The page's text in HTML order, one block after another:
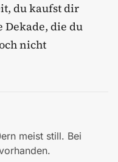
du kaufst dir
Dekade, die du
nicht
meist still. Bei